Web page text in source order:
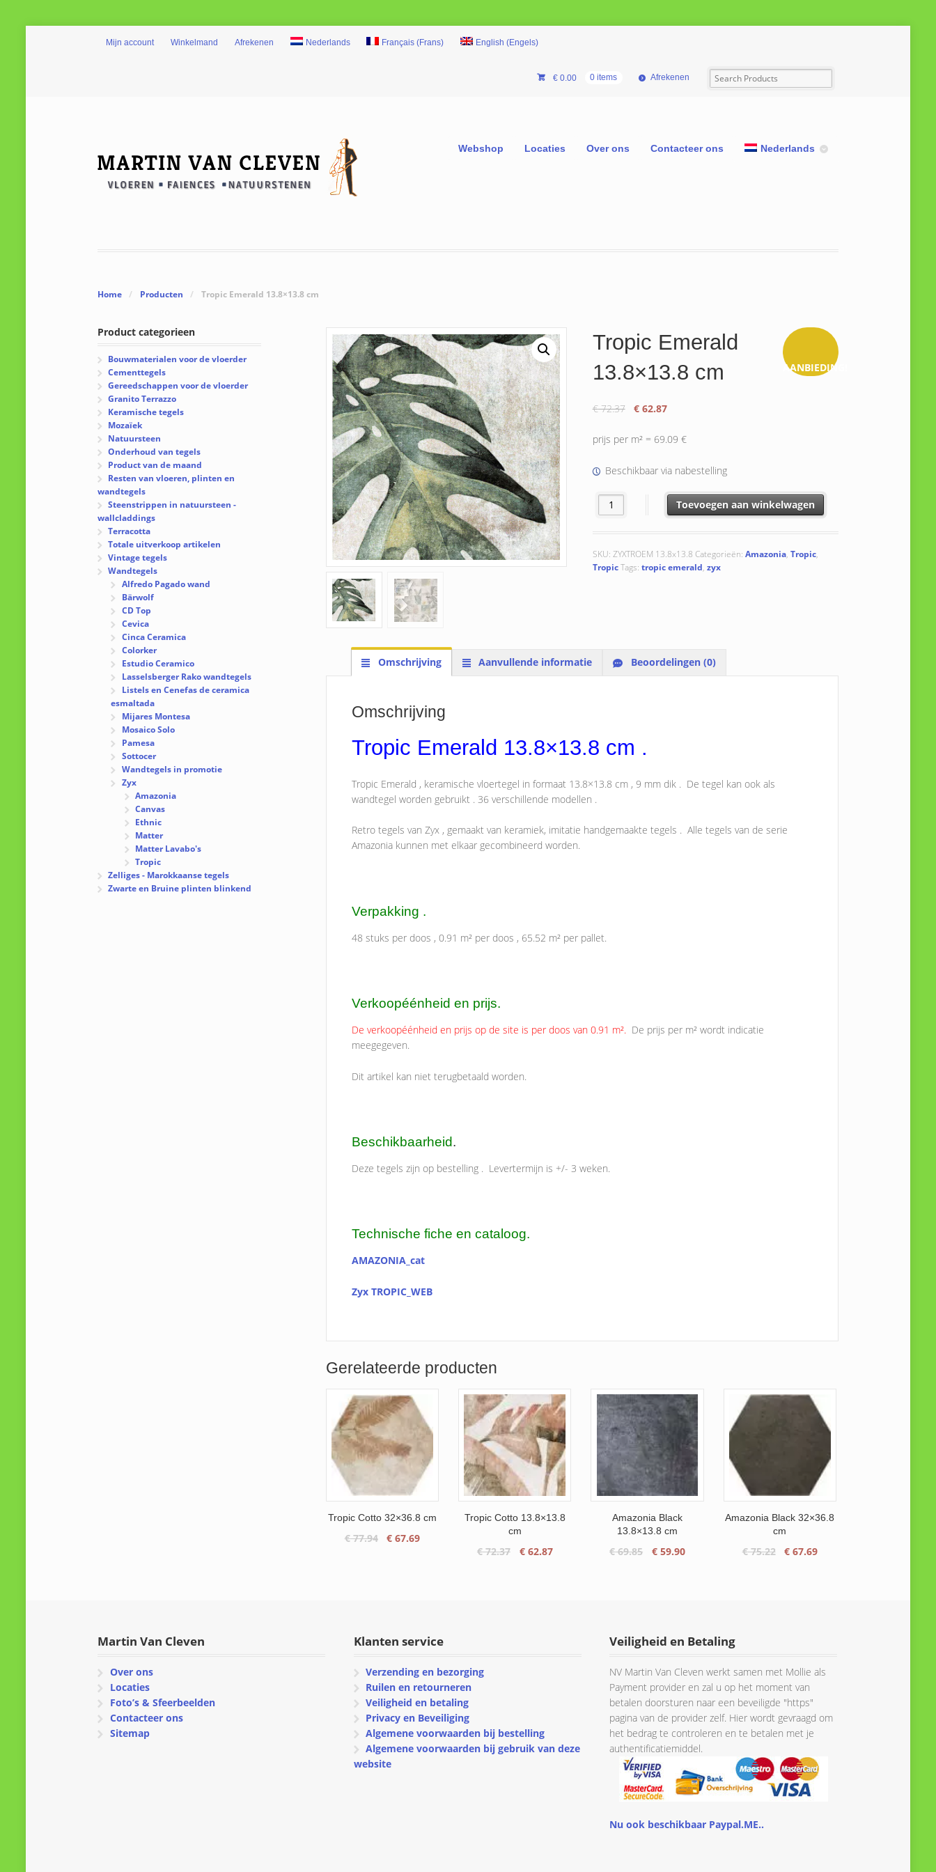
Mijn account Winkelmand Afrekenen Nederlands Français (Frans) English (Engels)
€0.00 0 items Afrekenen
Webshop Locaties Over ons Contacteer ons Nederlands
Home / Producten / Tropic Emerald 13.8×13.8 cm
AANBIEDING!
Tropic Emerald
13.8×13.8 cm
€72.37
Oorspronkelijke
was:
€ 62.87Huidige
is:
prijs per m² = 69.09 €
Beschikbaar via nabestelling
Tropic Emerald 13.8x13.8 cm aantalToevoegen aan winkelwagen
SKU: ZYXTROEM 13.8x13.8 Categorieën: Amazonia, Tropic,
Tropic Tags: tropic emerald, zyx
Omschrijving Aanvullende informatie Beoordelingen (0)
Omschrijving
Tropic Emerald 13.8×13.8 cm .
Tropic Emerald , keramische vloertegel in formaat 13.8×13.8 cm , 9 mm dik . De tegel kan ook als
wandtegel worden gebruikt . 36 verschillende modellen .
Retro tegels van Zyx , gemaakt van keramiek, imitatie handgemaakte tegels . Alle tegels van de serie
Amazonia kunnen met elkaar gecombineerd worden.
Verpakking .
48 stuks per doos , 0.91 m² per doos , 65.52 m² per pallet.
Verkoopéénheid en prijs.
De verkoopéénheid en prijs op de site is per doos van 0.91 m². De prijs per m² wordt indicatie
meegegeven.
Dit artikel kan niet terugbetaald worden.
Beschikbaarheid.
Deze tegels zijn op bestelling . Levertermijn is +/- 3 weken.
Technische fiche en cataloog.
AMAZONIA_cat
Zyx TROPIC_WEB
Gerelateerde producten
Tropic Cotto 32×36.8 cm
€77.94
Oorspronkelijke
€ 67.69Huidige
Tropic Cotto 13.8×13.8
cm
€72.37
Oorspronkelijke
€62.87Huidige
Amazonia Black
13.8×13.8 cm
€69.85
Oorspronkelijke
€59.90Huidige
Amazonia Black 32×36.8
cm
€75.22
Oorspronkelijke
€ 67.69Huidige
Product categorieen
Bouwmaterialen voor de vloerder
Cementtegels
Gereedschappen voor de vloerder
Granito Terrazzo
Keramische tegels
Mozaïek
Natuursteen
Onderhoud van tegels
Product van de maand
Resten van vloeren, plinten en
wandtegels
Steenstrippen in natuursteen -
wallcladdings
Terracotta
Totale uitverkoop artikelen
Vintage tegels
Wandtegels
Alfredo Pagado wand
Bärwolf
CD Top
Cevica
Cinca Ceramica
Colorker
Estudio Ceramico
Lasselsberger Rako wandtegels
Listels en Cenefas de ceramica
esmaltada
Mijares Montesa
Mosaico Solo
Pamesa
Sottocer
Wandtegels in promotie
Zyx
Amazonia
Canvas
Ethnic
Matter
Matter Lavabo's
Tropic
Zelliges - Marokkaanse tegels
Zwarte en Bruine plinten blinkend
Martin Van Cleven
Over ons
Locaties
Foto’s & Sfeerbeelden
Contacteer ons
Sitemap
Klanten service
Verzending en bezorging
Ruilen en retourneren
Veiligheid en betaling
Privacy en Beveiliging
Algemene voorwaarden bij bestelling
Algemene voorwaarden bij gebruik van deze
website
Veiligheid en Betaling
NV Martin Van Cleven werkt samen met Mollie als
Payment provider en zal u op het moment van
betalen doorsturen naar een beveiligde "https"
pagina van de provider zelf. Hier wordt gevraagd om
het bedrag te controleren en te betalen met je
authentificatiemiddel.
Nu ook beschikbaar Paypal.ME..